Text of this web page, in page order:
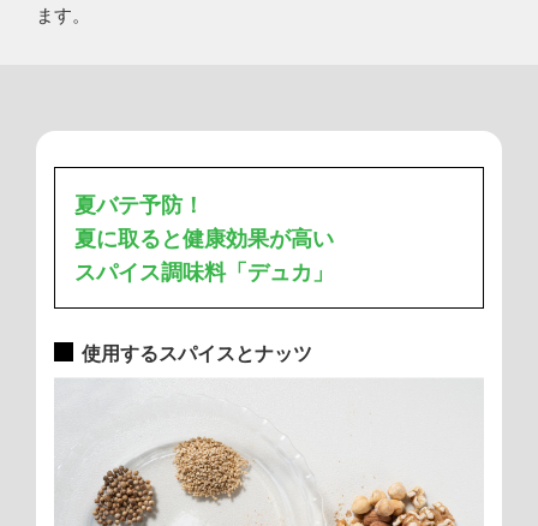
ます。
夏バテ予防！
夏に取ると健康効果が高い
スパイス調味料「デュカ」
使用するスパイスとナッツ